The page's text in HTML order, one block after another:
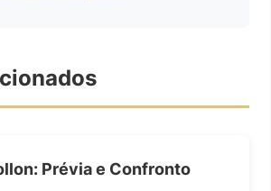
Prévia e Confronto